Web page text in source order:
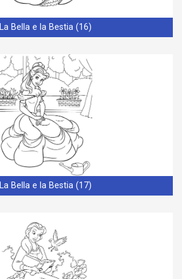
La Bella e la Bestia (16)
La Bella e la Bestia (17)